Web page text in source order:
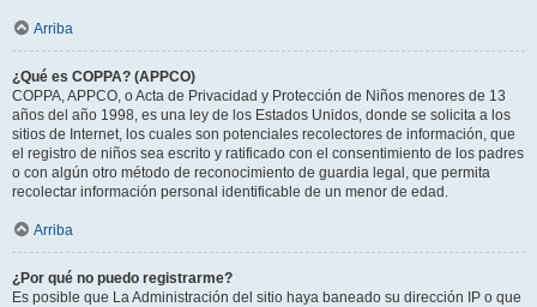
Arriba
¿Qué es COPPA? (APPCO)
COPPA, APPCO, o Acta de Privacidad y Protección de Niños menores de 13
años del año 1998, es una ley de los Estados Unidos, donde se solicita a los
sitios de Internet, los cuales son potenciales recolectores de información, que
el registro de niños sea escrito y ratificado con el consentimiento de los padres
o con algún otro método de reconocimiento de guardia legal, que permita
recolectar información personal identificable de un menor de edad.
Arriba
¿Por qué no puedo registrarme?
Es posible que La Administración del sitio haya baneado su dirección IP o que